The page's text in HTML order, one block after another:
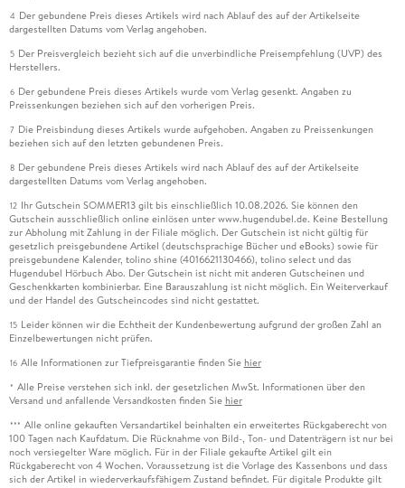
4 Der gebundene Preis dieses Artikels wird nach Ablauf des auf der Artikelseite
dargestellten Datums vom Verlag angehoben.
5 Der Preisvergleich bezieht sich auf die unverbindliche Preisempfehlung (UVP) des
Herstellers.
6 Der gebundene Preis dieses Artikels wurde vom Verlag gesenkt. Angaben zu
Preissenkungen beziehen sich auf den vorherigen Preis.
7 Die Preisbindung dieses Artikels wurde aufgehoben. Angaben zu Preissenkungen
beziehen sich auf den letzten gebundenen Preis.
8 Der gebundene Preis dieses Artikels wird nach Ablauf des auf der Artikelseite
dargestellten Datums vom Verlag angehoben.
12 Ihr Gutschein SOMMER13 gilt bis einschließlich 10.08.2026. Sie können den
Gutschein ausschließlich online einlösen unter www.hugendubel.de. Keine Bestellung
zur Abholung mit Zahlung in der Filiale möglich. Der Gutschein ist nicht gültig für
gesetzlich preisgebundene Artikel (deutschsprachige Bücher und eBooks) sowie für
preisgebundene Kalender, tolino shine (4016621130466), tolino select und das
Hugendubel Hörbuch Abo. Der Gutschein ist nicht mit anderen Gutscheinen und
Geschenkkarten kombinierbar. Eine Barauszahlung ist nicht möglich. Ein Weiterverkauf
und der Handel des Gutscheincodes sind nicht gestattet.
15 Leider können wir die Echtheit der Kundenbewertung aufgrund der großen Zahl an
Einzelbewertungen nicht prüfen.
16 Alle Informationen zur Tiefpreisgarantie finden Sie hier
* Alle Preise verstehen sich inkl. der gesetzlichen MwSt. Informationen über den
Versand und anfallende Versandkosten finden Sie hier
*** Alle online gekauften Versandartikel beinhalten ein erweitertes Rückgaberecht von
100 Tagen nach Kaufdatum. Die Rücknahme von Bild-, Ton- und Datenträgern ist nur bei
noch versiegelter Ware möglich. Für in der Filiale gekaufte Artikel gilt ein
Rückgaberecht von 4 Wochen. Voraussetzung ist die Vorlage des Kassenbons und dass
sich der Artikel in wiederverkaufsfähigem Zustand befindet. Für digitale Produkte gilt